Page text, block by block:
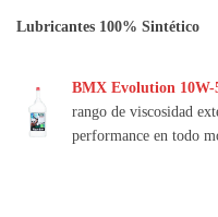
Lubricantes 100% Sintético
BMX Evolution 10W-
rango de viscosidad
performance en todo